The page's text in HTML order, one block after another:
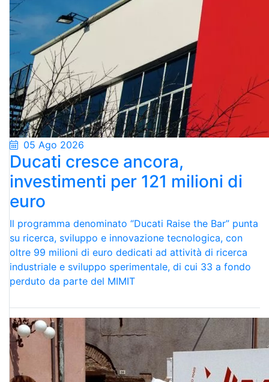
05 Ago 2026
Ducati cresce ancora,
investimenti per 121 milioni di
euro
Il programma denominato “Ducati Raise the Bar” punta
su ricerca, sviluppo e innovazione tecnologica, con
oltre 99 milioni di euro dedicati ad attività di ricerca
industriale e sviluppo sperimentale, di cui 33 a fondo
perduto da parte del MIMIT